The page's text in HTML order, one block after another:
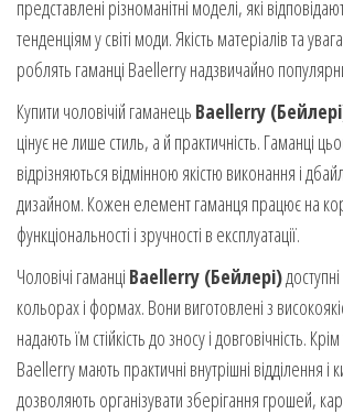
представлені різноманітні моделі, які
тенденціям у світі моди. Якість матеріалів та
роблять гаманці Baellerry надзвичайно
Купити чоловічій гаманець Baellerry
цінує не лише стиль, а й практичність. Гаманці
відрізняються відмінною якістю виконання і
дизайном. Кожен елемент гаманця працює на
функціональності і зручності в експлуатації.
Чоловічі гаманці Baellerry (Бейлері)
кольорах і формах. Вони виготовлені з
надають їм стійкість до зносу і довговічність.
Baellerry мають практичні внутрішні відділення і
дозволяють організувати зберігання грошей,